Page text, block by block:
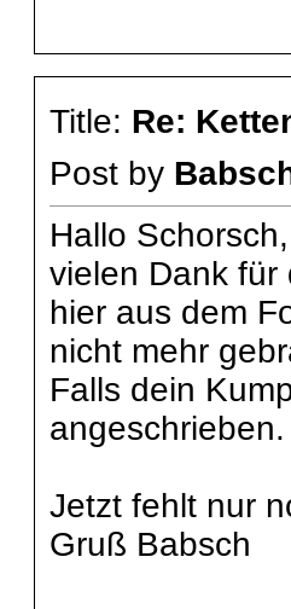
Title: Re:
Post by
Hallo Schorsch,
vielen Dank für
hier aus dem
nicht mehr
Falls dein
angeschrieben.
Jetzt fehlt nur
Gruß Babsch